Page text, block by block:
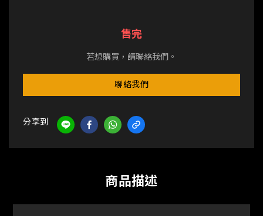
售完
若想購買，請聯絡我們。
聯絡我們
分享到
商品描述